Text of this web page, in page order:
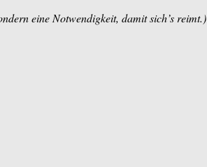
eine Notwendigkeit, damit sich’s reimt.)